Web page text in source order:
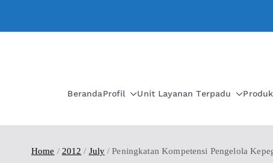
BerandaProfil Unit Layanan Terpadu Produk
Home 2012 July Peningkatan Kompetensi Pengelola